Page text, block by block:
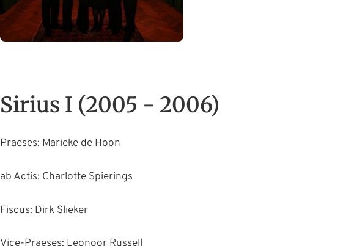
Sirius I (2005 - 2006)
Praeses: Marieke de Hoon
ab Actis: Charlotte Spierings
Fiscus: Dirk Slieker